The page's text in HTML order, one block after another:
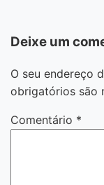
Deixe um
O seu endereço
obrigatórios são
Comentário *